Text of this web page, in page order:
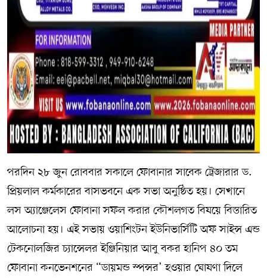
পরদিন ২৮ জুন রোববার সকালে ফোবানার সাবেক ট্রেজারার ড.
প্রিয়লাল কর্মকারের বাসভবনে এক সভা অনুষ্ঠিত হয়। সেখানে
লস অ্যাঞ্জেলেস ফোবানা সফল করার কৌশলগত বিষয়ে বিস্তারিত
আলোচনা হয়। এই সভায় ওয়াশিংটন ইউনিভার্সিটি অফ সাইন্স এন্ড
টেকনোলজির চ্যান্সেলর ইঞ্জিনিয়ার আবু বকর হানিপ ৪০ তম
ফোবানা কনভেনশনের “ডায়মন্ড স্পন্সর’ হওয়ার ঘোষণা দিলে